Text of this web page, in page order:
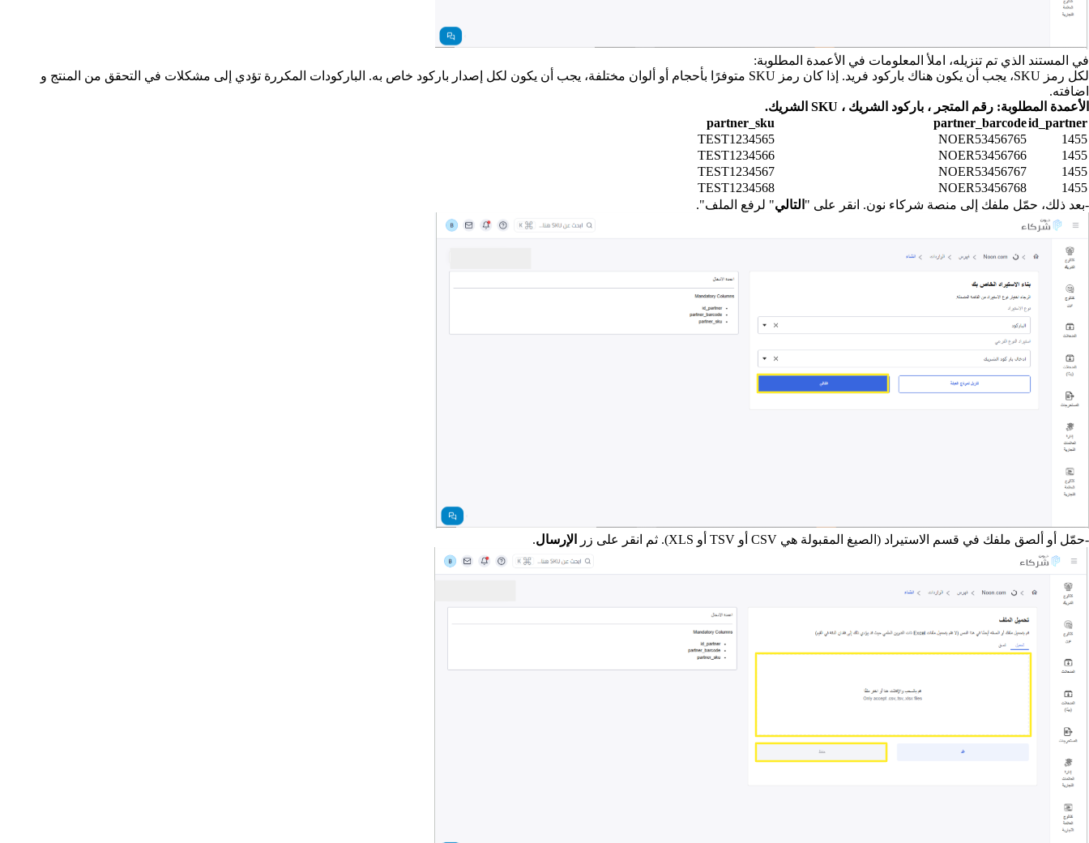
في المستند الذي تم تنزيله، املأ المعلومات في الأعمدة المطلوبة:
لكل رمز SKU، يجب أن يكون هناك باركود فريد. إذا كان رمز SKU متوفرًا بأحجام أو ألوان مختلفة، يجب أن يكون لكل إصدار باركود خاص به. الباركودات المكررة تؤدي إلى مشكلات في التحقق من المنتج و
اضافته.
الأعمدة المطلوبة: رقم المتجر ، باركود الشريك ، SKU الشريك.
id_partner
partner_barcode
partner_sku
1455
NOER53456765
TEST1234565
1455
NOER53456766
TEST1234566
1455
NOER53456767
TEST1234567
1455
NOER53456768
TEST1234568
-بعد ذلك، حمّل ملفك إلى منصة شركاء نون. انقر على " التالي" لرفع الملف".
-حمّل أو ألصق ملفك في قسم الاستيراد (الصيغ المقبولة هي CSV أو TSV أو XLS). ثم انقر على زر الإرسال.